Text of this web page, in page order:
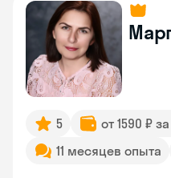
5
от 1590 ₽
11 месяцев опыта